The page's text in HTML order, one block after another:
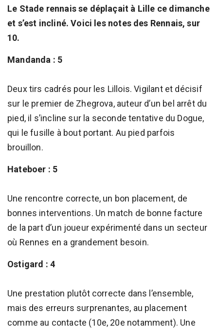
Le Stade rennais se déplaçait à Lille ce dimanche
et s’est incliné. Voici les notes des Rennais, sur
10.
Mandanda : 5
Deux tirs cadrés pour les Lillois. Vigilant et décisif
sur le premier de Zhegrova, auteur d’un bel arrêt du
pied, il s’incline sur la seconde tentative du Dogue,
qui le fusille à bout portant. Au pied parfois
brouillon.
Hateboer : 5
Une rencontre correcte, un bon placement, de
bonnes interventions. Un match de bonne facture
de la part d’un joueur expérimenté dans un secteur
où Rennes en a grandement besoin.
Ostigard : 4
Une prestation plutôt correcte dans l’ensemble,
mais des erreurs surprenantes, au placement
comme au contacte (10e, 20e notamment). Une